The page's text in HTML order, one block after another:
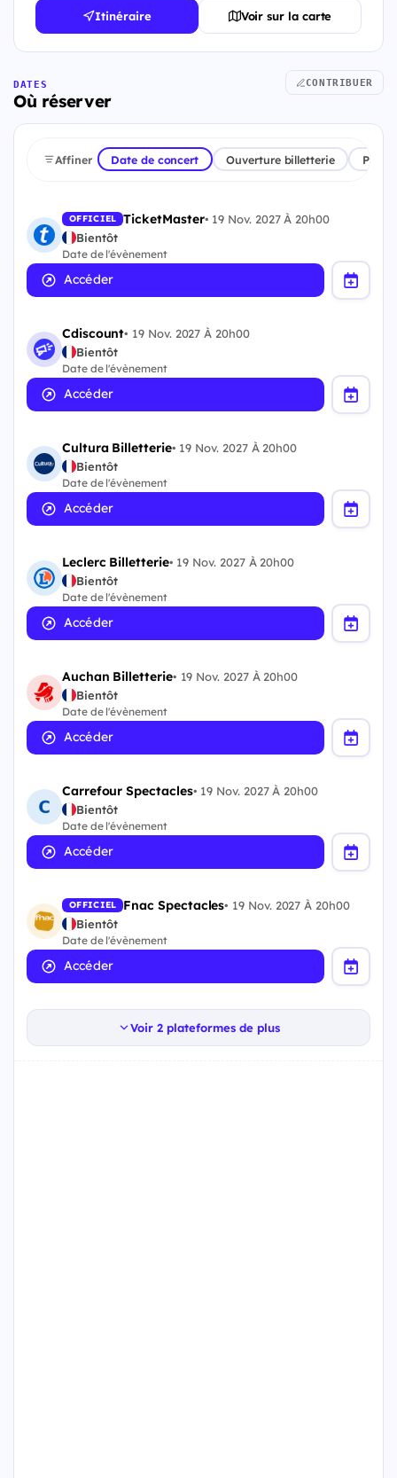
Itinéraire Voir sur la carte
DATES
Où réserver
CONTRIBUER
Affiner Date de concert Ouverture billetterie
OFFICIEL TicketMaster• 19 Nov. 2027 À 20h00
Bientôt
Date de l'évènement
Accéder
Cdiscount• 19 Nov. 2027 À 20h00
Bientôt
Date de l'évènement
Accéder
Cultura Billetterie• 19 Nov. 2027 À 20h00
Bientôt
Date de l'évènement
Accéder
Leclerc Billetterie• 19 Nov. 2027 À 20h00
Bientôt
Date de l'évènement
Accéder
Auchan Billetterie• 19 Nov. 2027 À 20h00
Bientôt
Date de l'évènement
Accéder
Carrefour Spectacles• 19 Nov. 2027 À 20h00
Bientôt
Date de l'évènement
Accéder
OFFICIEL Fnac Spectacles• 19 Nov. 2027 À 20h00
Bientôt
Date de l'évènement
Accéder
Voir 2 plateformes de plus